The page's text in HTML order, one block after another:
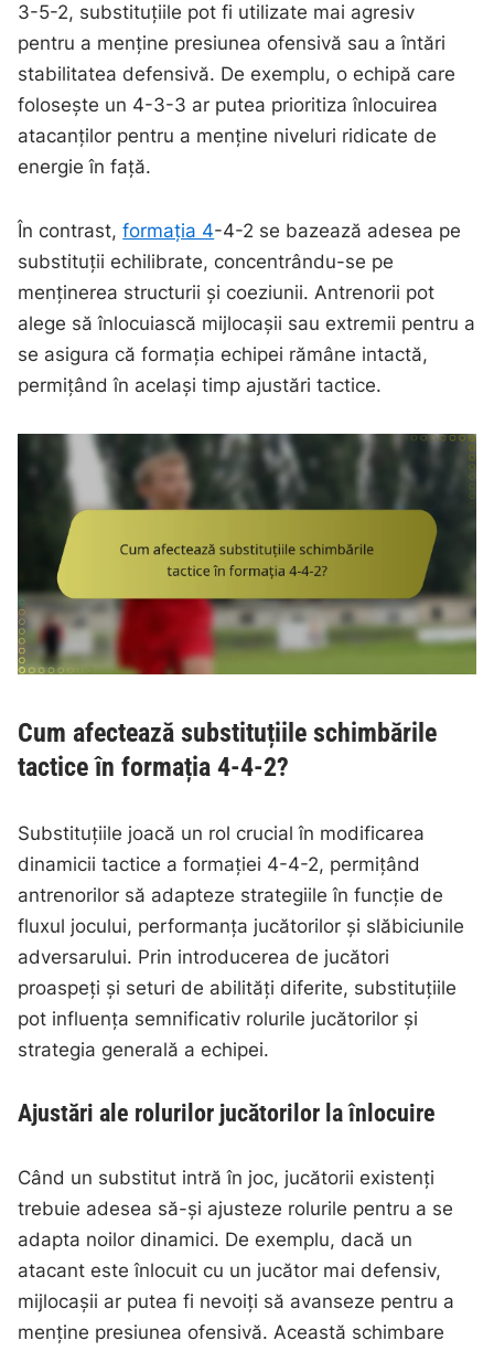
3-5-2, substituțiile pot fi utilizate mai agresiv
pentru a menține presiunea ofensivă sau a întări
stabilitatea defensivă. De exemplu, o echipă care
folosește un 4-3-3 ar putea prioritiza înlocuirea
atacanților pentru a menține niveluri ridicate de
energie în față.
În contrast,formația 4-4-2 se bazează adesea pe
substituții echilibrate, concentrându-se pe
menținerea structurii și coeziunii. Antrenorii pot
alege să înlocuiască mijlocașii sau extremii pentru a
se asigura că formația echipei rămâne intactă,
permițând în același timp ajustări tactice.
Cum afectează substituțiile schimbările
tactice în formația 4-4-2?
Substituțiile joacă un rol crucial în modificarea
dinamicii tactice a formației 4-4-2, permițând
antrenorilor să adapteze strategiile în funcție de
fluxul jocului, performanța jucătorilor și slăbiciunile
adversarului. Prin introducerea de jucători
proaspeți și seturi de abilități diferite, substituțiile
pot influența semnificativ rolurile jucătorilor și
strategia generală a echipei.
Ajustări ale rolurilor jucătorilor la înlocuire
Când un substitut intră în joc, jucătorii existenți
trebuie adesea să-și ajusteze rolurile pentru a se
adapta noilor dinamici. De exemplu, dacă un
atacant este înlocuit cu un jucător mai defensiv,
mijlocașii ar putea fi nevoiți să avanseze pentru a
menține presiunea ofensivă. Această schimbare